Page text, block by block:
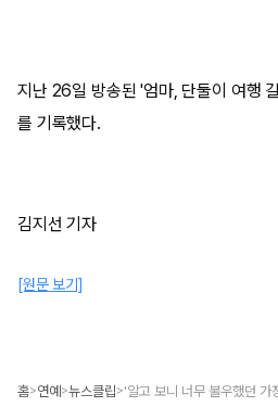
지난 26일 방송된 '엄마, 단둘이 여행
를 기록했다.
김지선 기자
[원문 보기]
홈>연예 >뉴스클립>